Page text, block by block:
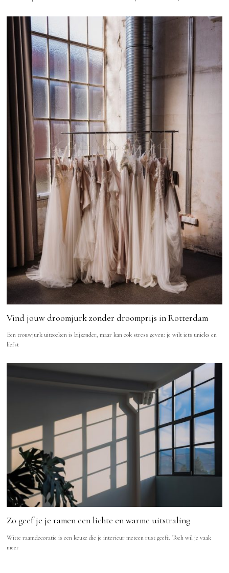
Vind jouw droomjurk zonder droomprijs in Rotterdam
Een trouwjurk uitzoeken is bijzonder, maar kan ook stress geven: je wilt iets unieks en
liefst
Zo geef je je ramen een lichte en warme uitstraling
Witte raamdecoratie is een keuze die je interieur meteen rust geeft. Toch wil je vaak
meer